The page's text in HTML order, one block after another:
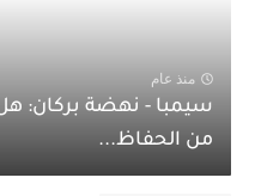
منذ عام
سيمبا - نهضة بركان:
من الحفاظ...